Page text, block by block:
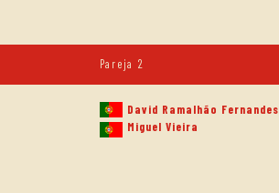
Pareja 2
David Ramalhão Fernandes
Miguel Vieira